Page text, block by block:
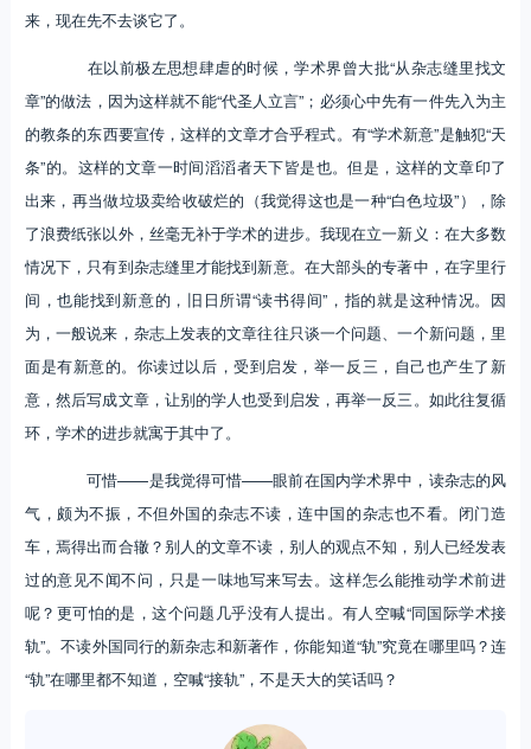
来，现在先不去谈它了。
在以前极左思想肆虐的时候，学术界曾大批“从杂志缝里找文
章”的做法，因为这样就不能“代圣人立言”；必须心中先有一件先入为主
的教条的东西要宣传，这样的文章才合乎程式。有“学术新意”是触犯“天
条”的。这样的文章一时间滔滔者天下皆是也。但是，这样的文章印了
出来，再当做垃圾卖给收破烂的（我觉得这也是一种“白色垃圾”），除
了浪费纸张以外，丝毫无补于学术的进步。我现在立一新义：在大多数
情况下，只有到杂志缝里才能找到新意。在大部头的专著中，在字里行
间，也能找到新意的，旧日所谓“读书得间”，指的就是这种情况。因
为，一般说来，杂志上发表的文章往往只谈一个问题、一个新问题，里
面是有新意的。你读过以后，受到启发，举一反三，自己也产生了新
意，然后写成文章，让别的学人也受到启发，再举一反三。如此往复循
环，学术的进步就寓于其中了。
可惜——是我觉得可惜——眼前在国内学术界中，读杂志的风
气，颇为不振，不但外国的杂志不读，连中国的杂志也不看。闭门造
车，焉得出而合辙？别人的文章不读，别人的观点不知，别人已经发表
过的意见不闻不问，只是一味地写来写去。这样怎么能推动学术前进
呢？更可怕的是，这个问题几乎没有人提出。有人空喊“同国际学术接
轨”。不读外国同行的新杂志和新著作，你能知道“轨”究竟在哪里吗？连
“轨”在哪里都不知道，空喊“接轨”，不是天大的笑话吗？